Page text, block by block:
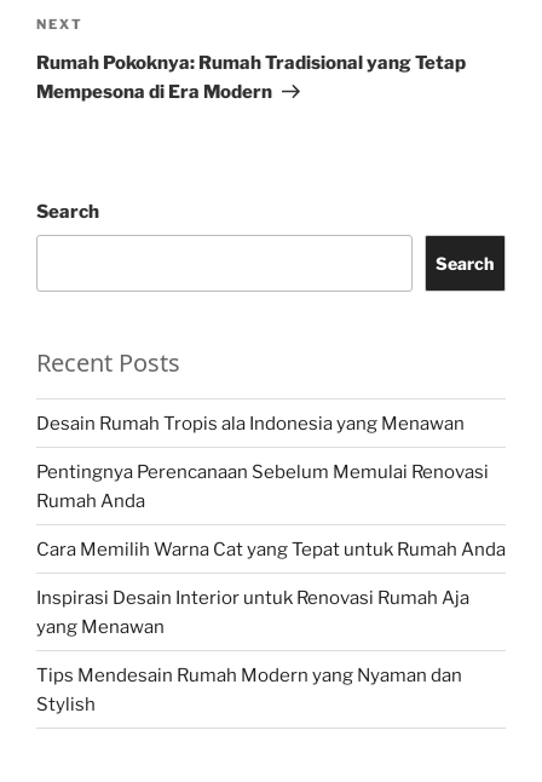
Next
Post
NEXT
Rumah Pokoknya: Rumah Tradisional yang Tetap
Mempesona di Era Modern
Search
Search
Recent Posts
Desain Rumah Tropis ala Indonesia yang Menawan
Pentingnya Perencanaan Sebelum Memulai Renovasi
Rumah Anda
Cara Memilih Warna Cat yang Tepat untuk Rumah Anda
Inspirasi Desain Interior untuk Renovasi Rumah Aja
yang Menawan
Tips Mendesain Rumah Modern yang Nyaman dan
Stylish